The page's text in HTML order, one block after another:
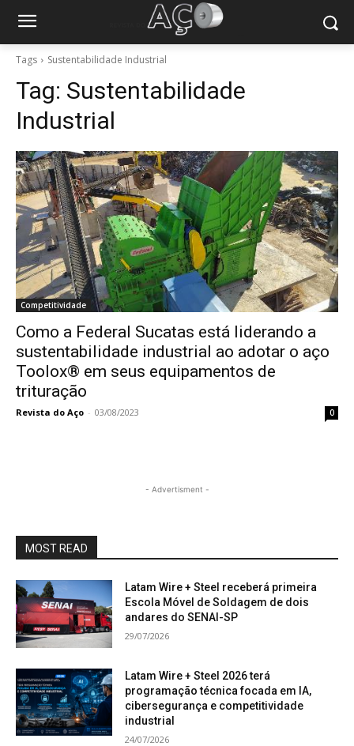
Tags Sustentabilidade Industrial
Tag: Sustentabilidade
Industrial
Competitividade
Como a Federal Sucatas está liderando a
sustentabilidade industrial ao adotar o aço
Toolox® em seus equipamentos de
trituração
Revista do Aço - 03/08/2023 0
- Advertisment -
MOST READ
Latam Wire + Steel receberá primeira
Escola Móvel de Soldagem de dois
andares do SENAI-SP
29/07/2026
Latam Wire + Steel 2026 terá
programação técnica focada em IA,
cibersegurança e competitividade
industrial
24/07/2026